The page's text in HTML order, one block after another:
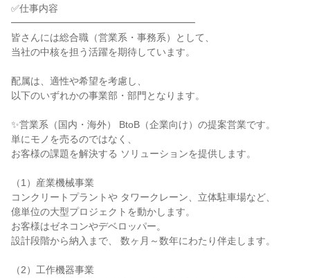
✅仕事内容
━━━━━━━━━━━━━━━━━━━
皆さんには総合職（営業系・事務系）として、
当社の中核を担う活躍を期待しています。
配属は、適性や希望を考慮し、
以下のいずれかの事業部・部門となります。
✨営業系（国内・海外） BtoB（企業向け）の提案営業です。
単にモノを売るのではなく、
お客様の課題を解決する ソリューションを提供します。
（1）産業機械事業
コンクリートプラントや タワークレーン、立体駐車場など、
億単位の大型プロジェクトを動かします。
お客様はゼネコンやデベロッパー。
設計段階から納入まで、 数ヶ月～数年にわたり伴走します。
（2）工作機器事業